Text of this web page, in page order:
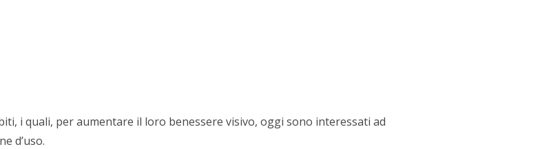
i quali, per aumentare il loro benessere visivo, oggi sono interessati ad
d’uso.